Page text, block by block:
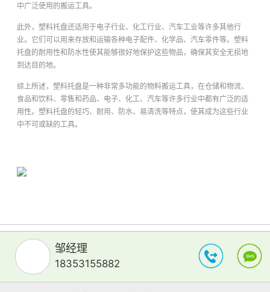
中广泛使用的搬运工具。
此外，塑料托盘还适用于电子行业、化工行业、汽车工业等许多其他行
业。它们可以用来存放和运输各种电子配件、化学品、汽车零件等。塑料
托盘的耐用性和防水性使其能够很好地保护这些物品，确保其安全无损地
到达目的地。
综上所述，塑料托盘是一种非常多功能的物料搬运工具，在仓储和物流、
食品和饮料、零售和药品、电子、化工、汽车等许多行业中都有广泛的适
用性。塑料托盘的轻巧、耐用、防水、易清洗等特点，使其成为这些行业
中不可或缺的工具。
邹经理
18353155882